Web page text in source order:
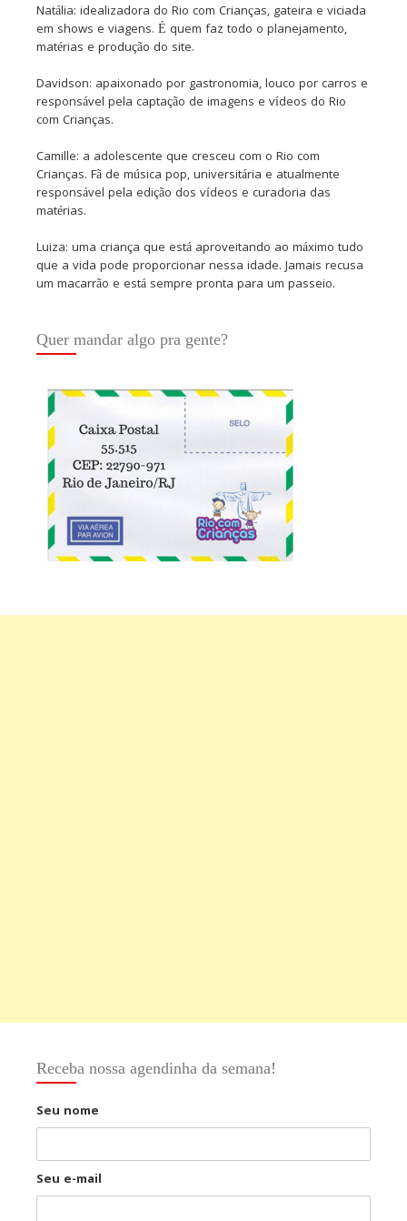
Natália: idealizadora do Rio com Crianças, gateira e viciada
em shows e viagens. É quem faz todo o planejamento,
matérias e produção do site.
Davidson: apaixonado por gastronomia, louco por carros e
responsável pela captação de imagens e vídeos do Rio
com Crianças.
Camille: a adolescente que cresceu com o Rio com
Crianças. Fã de música pop, universitária e atualmente
responsável pela edição dos vídeos e curadoria das
matérias.
Luiza: uma criança que está aproveitando ao máximo tudo
que a vida pode proporcionar nessa idade. Jamais recusa
um macarrão e está sempre pronta para um passeio.
Quer mandar algo pra gente?
Receba nossa agendinha da semana!
Seu nome
Seu e-mail